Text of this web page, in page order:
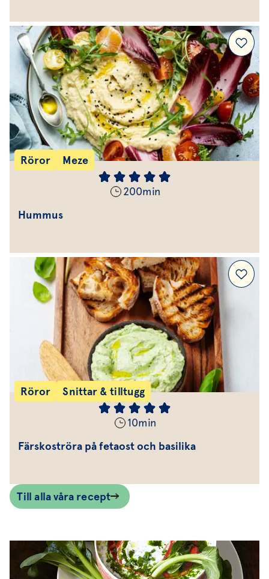
Röror Meze
200min
Hummus
Röror Snittar & tilltugg
10min
Färskoströra på fetaost och basilika
Till alla våra recept